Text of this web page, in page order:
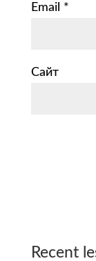
Email *
Сайт
Recent